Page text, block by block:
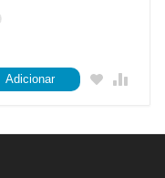
Adicionar